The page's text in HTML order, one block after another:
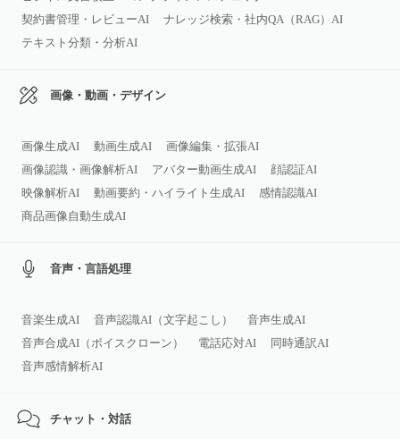
契約書管理・レビューAI
ナレッジ検索・社内QA（RAG）AI
テキスト分類・分析AI
画像・動画・デザイン
画像生成AI 動画生成AI
画像編集・拡張AI
画像認識・画像解析AI
アバター動画生成AI
顔認証AI
映像解析AI
動画要約・ハイライト生成AI
感情認識AI
商品画像自動生成AI
音声・言語処理
音楽生成AI 音声認識AI（文字起こし）
音声生成AI
音声合成AI（ボイスクローン）
電話応対AI
同時通訳AI
音声感情解析AI
チャット・対話